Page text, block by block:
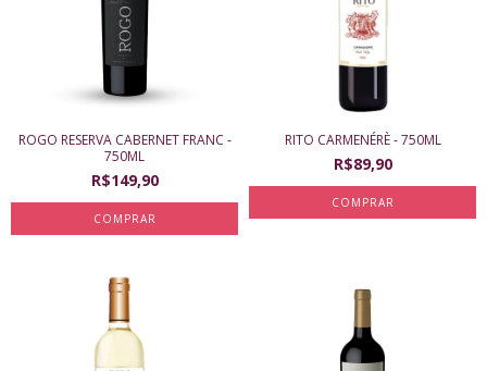
ROGO RESERVA CABERNET FRANC -
750ML
R$149,90
RITO CARMENÉRÈ - 750ML
R$89,90